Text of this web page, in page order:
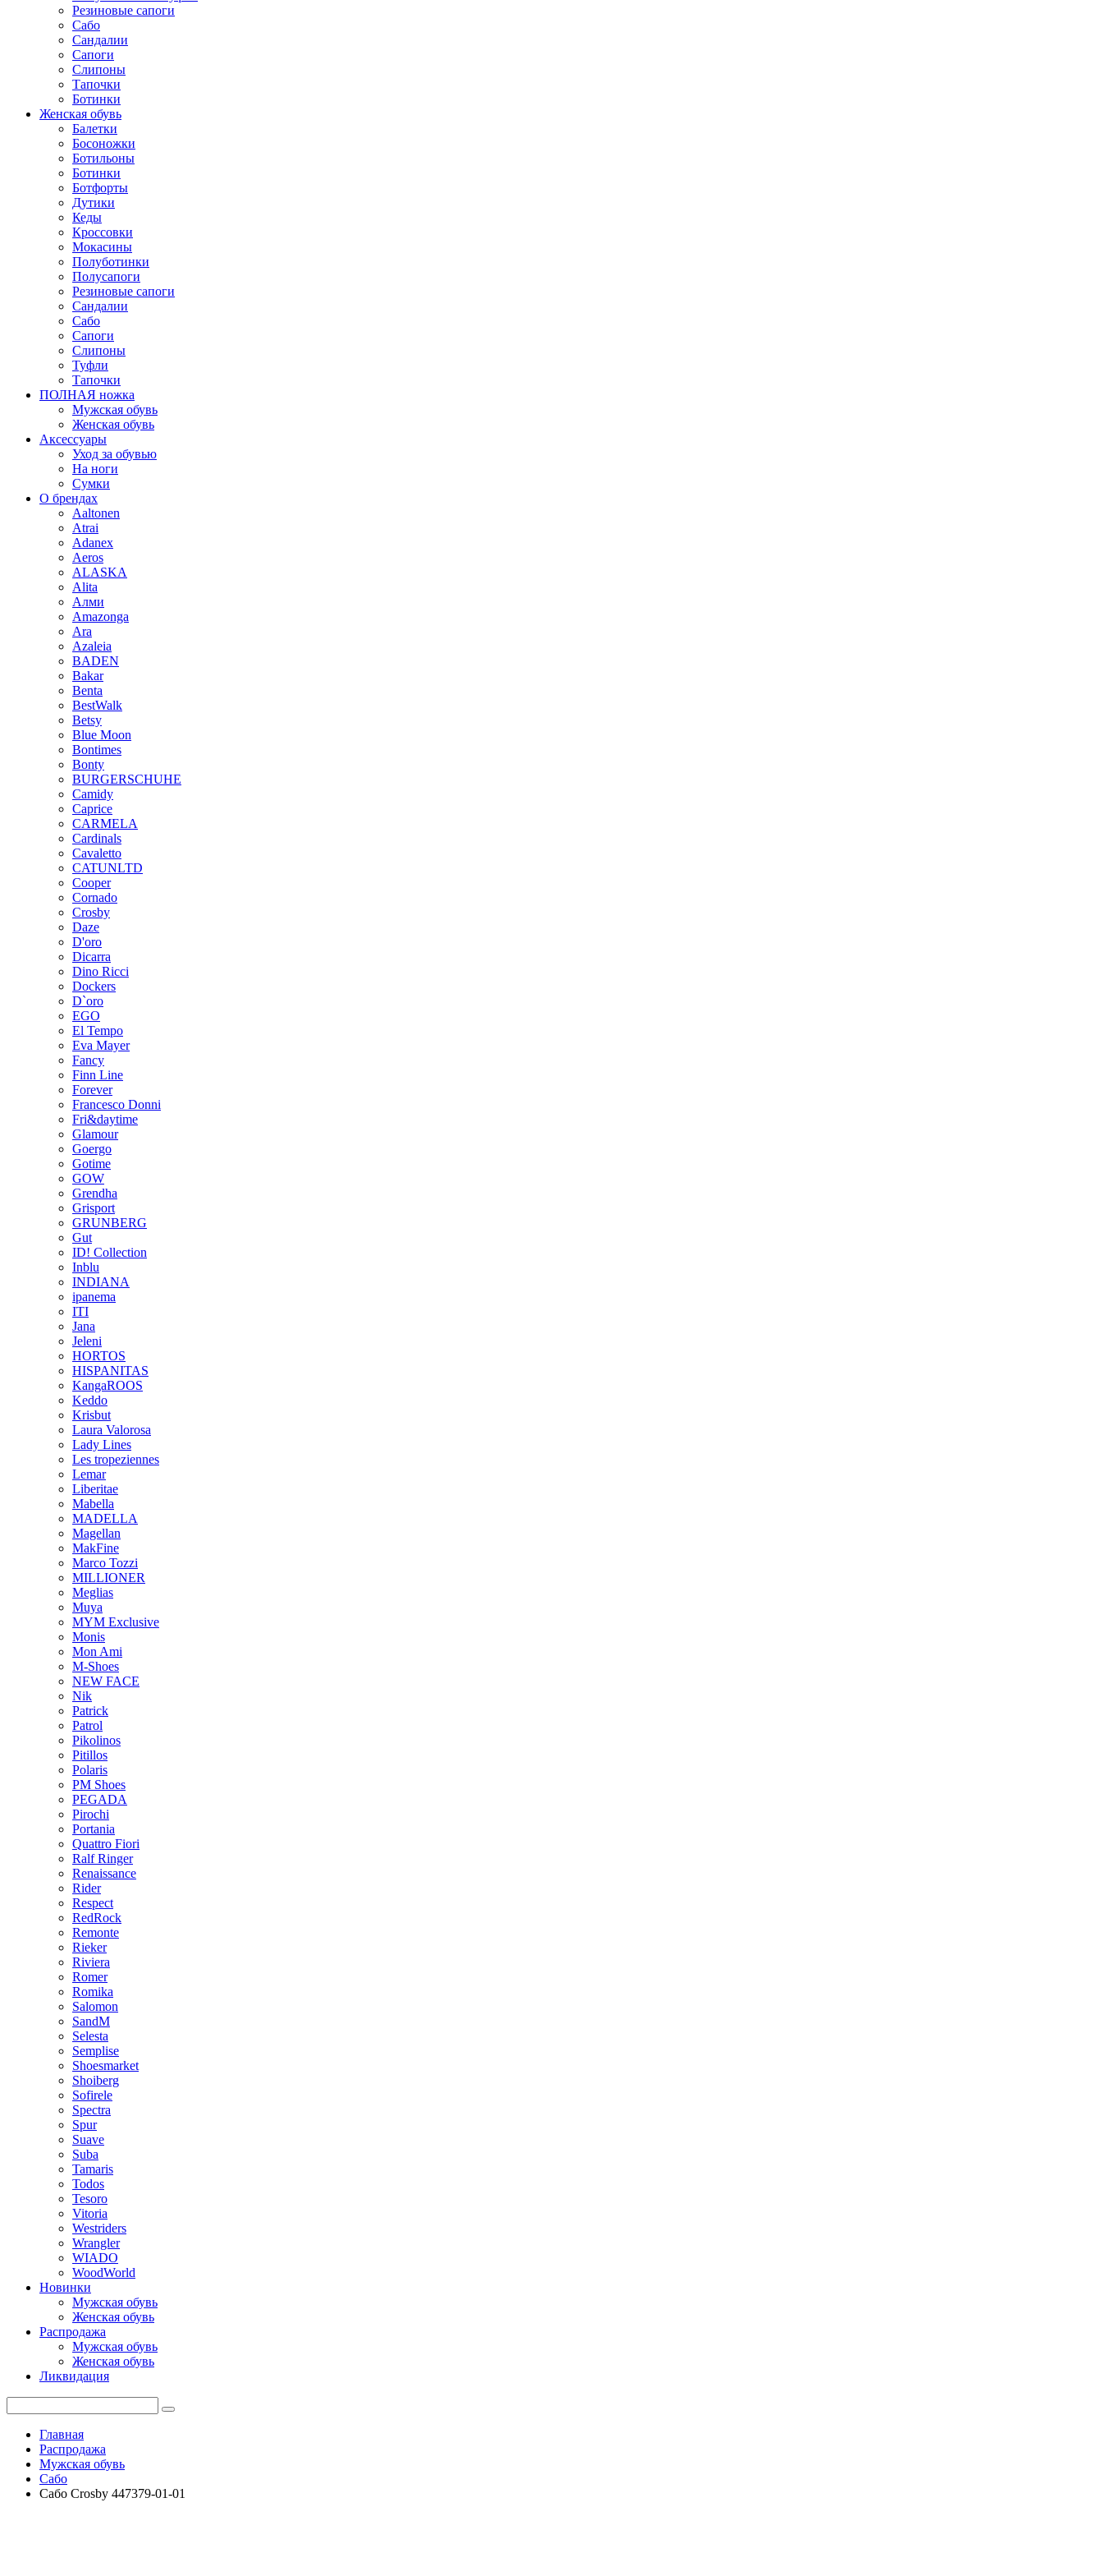
Резиновые сапоги
Сабо
Сандалии
Сапоги
Слипоны
Тапочки
Ботинки
Женская обувь
Балетки
Босоножки
Ботильоны
Ботинки
Ботфорты
Дутики
Кеды
Кроссовки
Мокасины
Полуботинки
Полусапоги
Резиновые сапоги
Сандалии
Сабо
Сапоги
Слипоны
Туфли
Тапочки
ПОЛНАЯ ножка
Мужская обувь
Женская обувь
Аксессуары
Уход за обувью
На ноги
Сумки
О брендах
Aaltonen
Atrai
Adanex
Aeros
ALASKA
Alita
Алми
Amazonga
Ara
Azaleia
BADEN
Bakar
Benta
BestWalk
Betsy
Blue Moon
Bontimes
Bonty
BURGERSCHUHE
Camidy
Caprice
CARMELA
Cardinals
Cavaletto
CATUNLTD
Cooper
Cornado
Crosby
Daze
D'oro
Dicarra
Dino Ricci
Dockers
D`oro
EGO
El Tempo
Eva Mayer
Fancy
Finn Line
Forever
Francesco Donni
Fri&daytime
Glamour
Goergo
Gotime
GOW
Grendha
Grisport
GRUNBERG
Gut
ID! Collection
Inblu
INDIANA
ipanema
ITI
Jana
Jeleni
HORTOS
HISPANITAS
KangaROOS
Keddo
Krisbut
Laura Valorosa
Lady Lines
Les tropeziennes
Lemar
Liberitae
Mabella
MADELLA
Magellan
MakFine
Marco Tozzi
MILLIONER
Meglias
Muya
MYM Exclusive
Monis
Mon Ami
M-Shoes
NEW FACE
Nik
Patrick
Patrol
Pikolinos
Pitillos
Polaris
PM Shoes
PEGADA
Pirochi
Portania
Quattro Fiori
Ralf Ringer
Renaissance
Rider
Respect
RedRock
Remonte
Rieker
Riviera
Romer
Romika
Salomon
SandM
Selesta
Semplise
Shoesmarket
Shoiberg
Sofirele
Spectra
Spur
Suave
Suba
Tamaris
Todos
Tesoro
Vitoria
Westriders
Wrangler
WIADO
WoodWorld
Новинки
Мужская обувь
Женская обувь
Распродажа
Мужская обувь
Женская обувь
Ликвидация
Главная
Распродажа
Мужская обувь
Сабо
Сабо Crosby 447379-01-01